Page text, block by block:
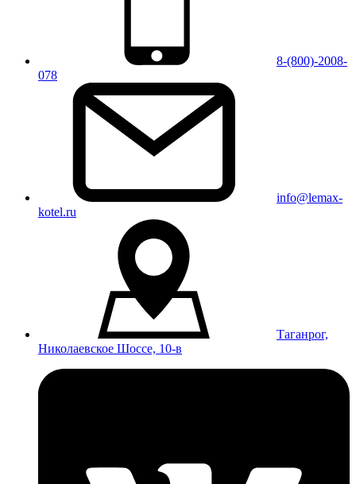
8-(800)-2008-
078
info@lemax-
kotel.ru
Таганрог,
Николаевское Шоссе, 10-в